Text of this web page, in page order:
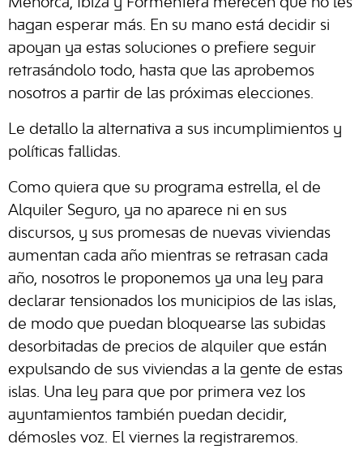
Menorca, Ibiza y Formentera merecen que no les
hagan esperar más. En su mano está decidir si
apoyan ya estas soluciones o prefiere seguir
retrasándolo todo, hasta que las aprobemos
nosotros a partir de las próximas elecciones.
Le detallo la alternativa a sus incumplimientos y
políticas fallidas.
Como quiera que su programa estrella, el de
Alquiler Seguro, ya no aparece ni en sus
discursos, y sus promesas de nuevas viviendas
aumentan cada año mientras se retrasan cada
año, nosotros le proponemos ya una ley para
declarar tensionados los municipios de las islas,
de modo que puedan bloquearse las subidas
desorbitadas de precios de alquiler que están
expulsando de sus viviendas a la gente de estas
islas. Una ley para que por primera vez los
ayuntamientos también puedan decidir,
démosles voz. El viernes la registraremos.